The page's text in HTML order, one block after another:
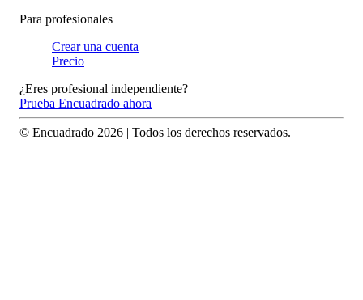
Para profesionales
Crear una cuenta
Precio
¿Eres profesional independiente?
Prueba Encuadrado ahora
© Encuadrado 2026 | Todos los derechos reservados.